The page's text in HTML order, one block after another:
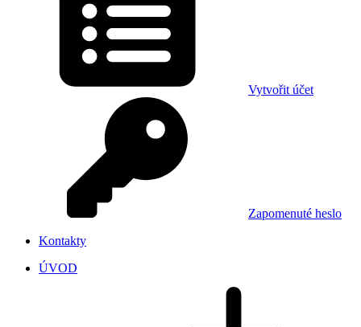
Vytvořit účet
Zapomenuté heslo
Kontakty
ÚVOD